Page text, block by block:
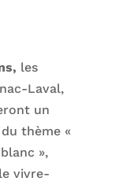
les
Laval,
un
thème «
»,
vivre-